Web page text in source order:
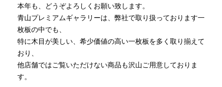
INFORMATION
MOKUBA CHANNEL
本年も、どうぞよろしくお願い致します。
青山プレミアムギャラリーは、弊社で取り扱っております一
枚板の中でも、
特に木目が美しい、希少価値の高い一枚板を多く取り揃えて
おり、
他店舗ではご覧いただけない商品も沢山ご用意しておりま
す。